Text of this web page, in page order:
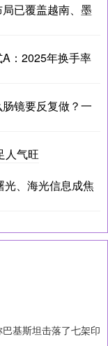
已覆盖越南、墨
：2025年换手率
镜要反复做？一
人气旺
、海光信息成焦
基斯坦击落了七架印